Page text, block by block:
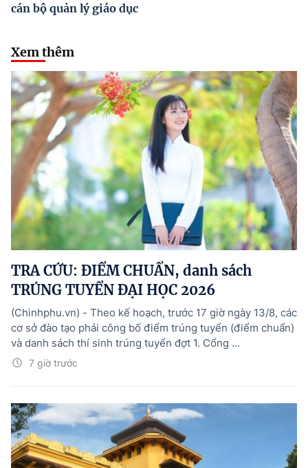
cán bộ quản lý giáo dục
Xem thêm
TRA CỨU: ĐIỂM CHUẨN, danh sách
TRÚNG TUYỂN ĐẠI HỌC 2026
7 giờ trước
(Chinhphu.vn) - Theo kế hoạch, trước 17 giờ ngày 13/8, các
cơ sở đào tạo phải công bố điểm trúng tuyển (điểm chuẩn)
và danh sách thí sinh trúng tuyển đợt 1. Cổng ...